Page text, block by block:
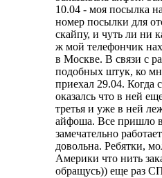
10.04 - моя посылка
номер посылки для
скайпу, и чуть ли ни
ж мой телефончик
в Москве. В связи с
подобных штук, ко
приехал 29.04. Когда
оказалсь что в ней
третья и уже в ней
айфоша. Все пришло
замечательно
довольна. Ребятки,
Америки что нить
обращусь)) еще раз